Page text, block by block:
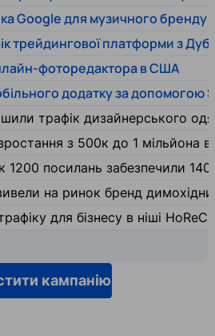
Google для музичного бренду
трейдингової платформи з
фоторедактора в США
додатку за допомогою
трафік дизайнерського
з 500к до 1 мільйона
посилань забезпечили
на ринок бренд
для бізнесу в ніші HoReCa
кампанію